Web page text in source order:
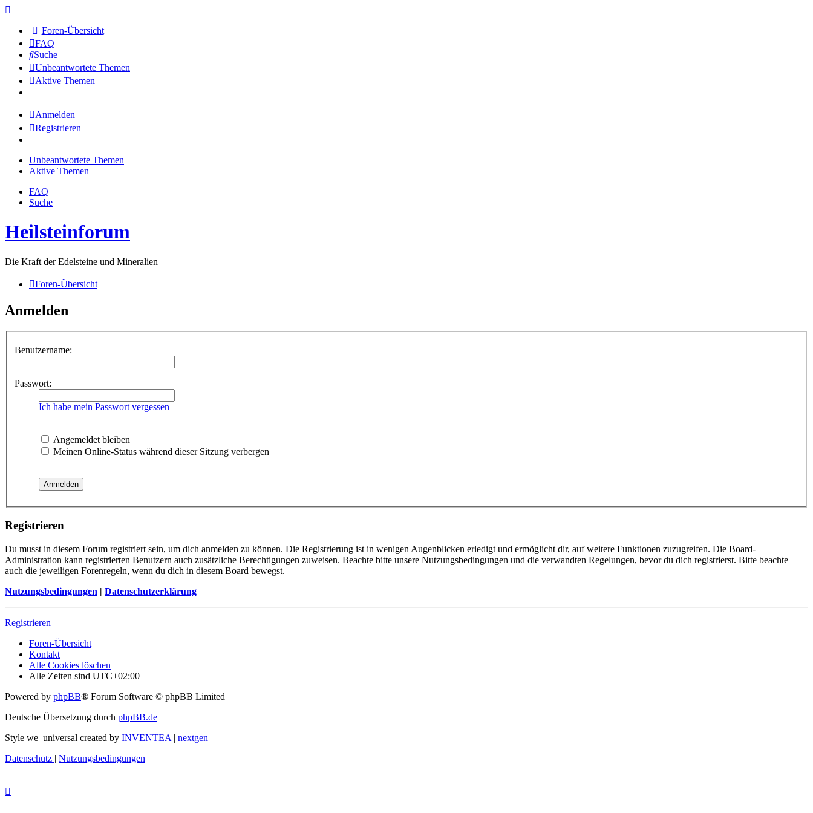
Foren-Übersicht
FAQ
Suche
Unbeantwortete Themen
Aktive Themen
Anmelden
Registrieren
Unbeantwortete Themen
Aktive Themen
FAQ
Suche
Heilsteinforum
Die Kraft der Edelsteine und Mineralien
Foren-Übersicht
Anmelden
Benutzername:
Passwort:
Ich habe mein Passwort vergessen
Angemeldet bleiben
Meinen Online-Status während dieser Sitzung verbergen
Registrieren
Du musst in diesem Forum registriert sein, um dich anmelden zu können. Die Registrierung ist in wenigen Augenblicken erledigt und ermöglicht dir, auf weitere Funktionen zuzugreifen. Die Board-
Administration kann registrierten Benutzern auch zusätzliche Berechtigungen zuweisen. Beachte bitte unsere Nutzungsbedingungen und die verwandten Regelungen, bevor du dich registrierst. Bitte beachte
auch die jeweiligen Forenregeln, wenn du dich in diesem Board bewegst.
Nutzungsbedingungen | Datenschutzerklärung
Registrieren
Foren-Übersicht
Kontakt
Alle Cookies löschen
Alle Zeiten sind UTC+02:00
Powered by phpBB® Forum Software © phpBB Limited
Deutsche Übersetzung durch phpBB.de
Style we_universal created by INVENTEA | nextgen
Datenschutz | Nutzungsbedingungen